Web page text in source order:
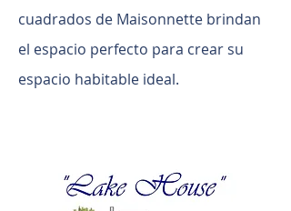
cuadrados de Maisonnette brindan
el espacio perfecto para crear su
espacio habitable ideal.